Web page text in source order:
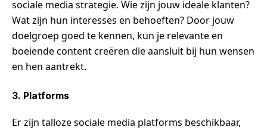
sociale media strategie. Wie zijn jouw ideale klanten?
Wat zijn hun interesses en behoeften? Door jouw
doelgroep goed te kennen, kun je relevante en
boeiende content creëren die aansluit bij hun wensen
en hen aantrekt.
3. Platforms
Er zijn talloze sociale media platforms beschikbaar,